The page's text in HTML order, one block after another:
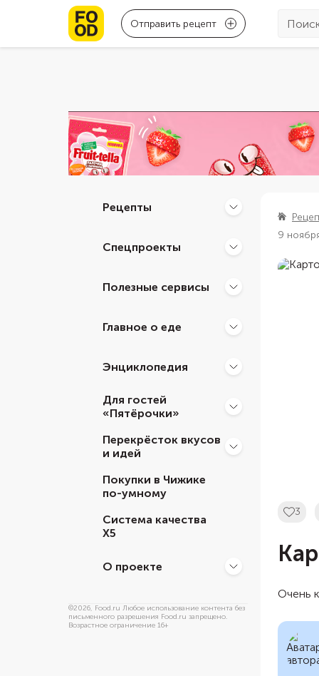
Отправить рецепт
Рецепты
Спецпроекты
Полезные сервисы
Главное о еде
Энциклопедия
Для гостей
«Пятёрочки»
Перекрёсток вкусов
и идей
Покупки в Чижике
по-умному
Система качества
Х5
О проекте
©2026, Food.ru Любое использование контента без
письменного разрешения Food.ru запрещено.
Возрастное ограничение 16+
9
3
Очень